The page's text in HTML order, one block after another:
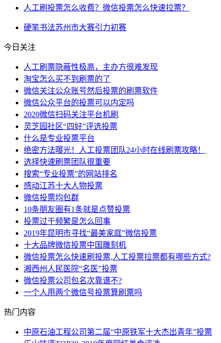
人工刷投票怎么收费？微信投票怎么快速拉票？
硬笔书法苏州市大赛引力初赛
今日关注
人工刷票隐蔽性极高，主办方很难发现
淘宝怎么买不到刷票的了
微信关注公众账号然后投票的刷票软件
微信公众平台的投票可以内定吗
2020微信扫码关注平台机刷
灵芝园社区“四好”评选投票
什么是专业投票平台
绝密方法曝光！人工投票团队24小时在线刷票攻略！
选择快速刷票团队很重要
搜索“专业投票”的网站排名
感动江苏十大人物投票
微信投票均包群
10条朋友圈有1条就是点赞投票
投票过于频繁是怎么回事
2019年昆明市寻找“最美家庭”微信投票
十大品牌微信投票中国雕刻机
微信投票怎么快速刷投票,人工投票拉票都有哪些方式?
湘西州人民医院“名医”投票
微信投票公司包名次靠谱不?
一个人用两个微信号投票算刷票吗
热门内容
中原石油工程公司第二届“中原铁军十大杰出青年”投票